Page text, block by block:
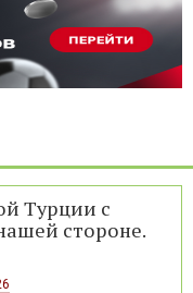
Турции с
стороне.